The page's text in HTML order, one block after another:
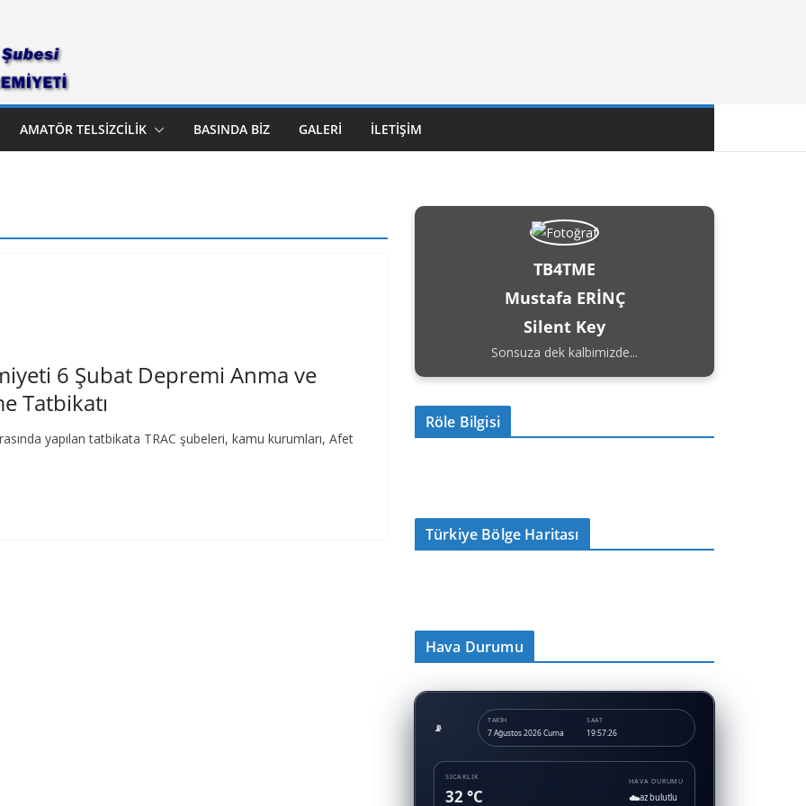
AMATÖR TELSIZCILIK BASINDA BIZ GALERI İLETIŞIM
6 Şubat Depremi Anma ve
Tatbikatı
yapılan tatbikata TRAC şubeleri, kamu kurumları, Afet
TB4TME
Mustafa ERİNÇ
Silent Key
Sonsuza dek kalbimizde...
Röle Bilgisi
Türkiye Bölge Haritası
Hava Durumu
TARIH
7 Ağustos 2026 Cuma
SAAT
19:57:26
SICAKLIK
32 °C
HAVA DURUMU
☁️az bulutlu